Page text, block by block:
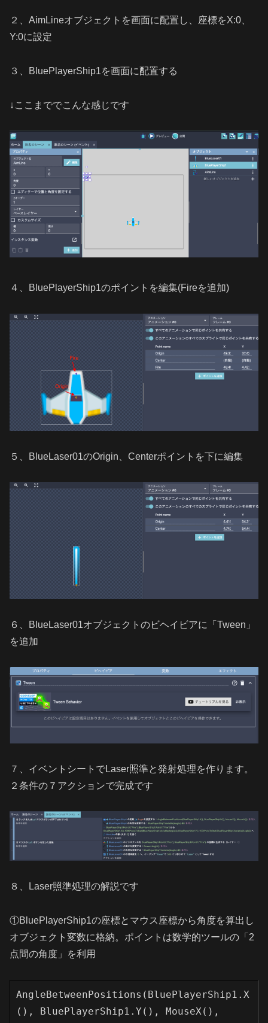
２、AimLineオブジェクトを画面に配置し、座標をX:0、
Y:0に設定
３、BluePlayerShip1を画面に配置する
↓ここまででこんな感じです
４、BluePlayerShip1のポイントを編集(Fireを追加)
５、BlueLaser01のOrigin、Centerポイントを下に編集
６、BlueLaser01オブジェクトのビヘイビアに「Tween」
を追加
７、イベントシートでLaser照準と発射処理を作ります。
２条件の７アクションで完成です
８、Laser照準処理の解説です
①BluePlayerShip1の座標とマウス座標から角度を算出し
オブジェクト変数に格納。ポイントは数学的ツールの「2
点間の角度」を利用
AngleBetweenPositions(BluePlayerShip1.X
(), BluePlayerShip1.Y(), MouseX(),